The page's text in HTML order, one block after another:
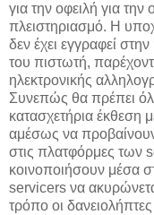
για την οφειλή για την
πλειστηριασμό. Η
δεν έχει εγγραφεί
του πιστωτή,
ηλεκτρονικής
Συνεπώς θα πρέπει
κατασχετήρια έκθεση
αμέσως να
στις πλατφόρμες των
κοινοποιήσουν μέσα
servicers να
τρόπο οι